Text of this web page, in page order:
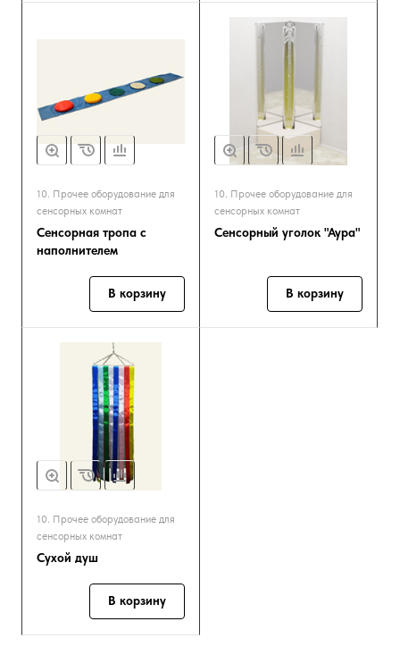
10. Прочее оборудование для
сенсорных комнат
Сенсорная тропа с
наполнителем
В корзину
10. Прочее оборудование для
сенсорных комнат
Сенсорный уголок "Аура"
В корзину
10. Прочее оборудование для
сенсорных комнат
Сухой душ
В корзину